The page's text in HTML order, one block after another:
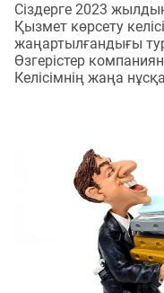
Сіздерге 2023
Қызмет көрсету
жаңартылғандығы
Өзгерістер
Келісімнің жаңа